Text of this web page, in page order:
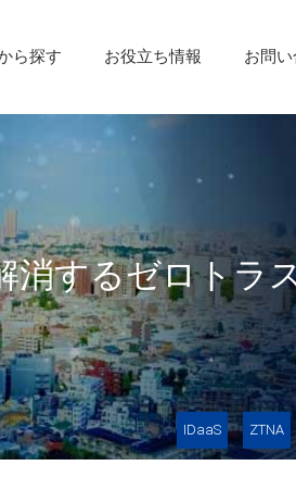
ら探す お役立ち情報 お問
消するゼロトラ
IDaaS ZTNA